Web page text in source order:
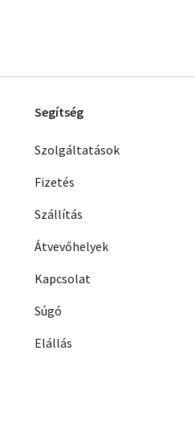
Segítség
Szolgáltatások
Fizetés
Szállítás
Átvevőhelyek
Kapcsolat
Súgó
Elállás